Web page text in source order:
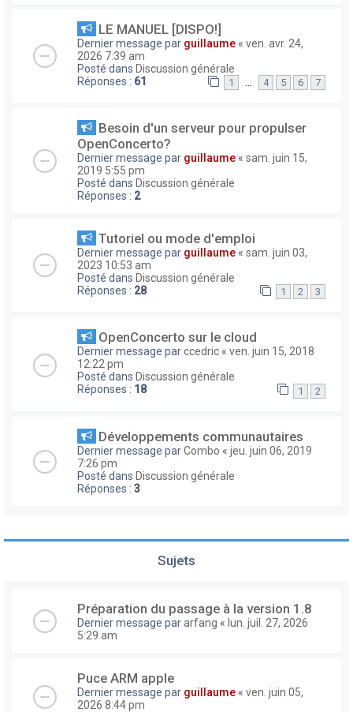
LE MANUEL [DISPO!]
Dernier message par guillaume « ven. avr. 24,
2026 7:39 am
Posté dans Discussion générale
Réponses : 61 1 … 4 5 6 7
Besoin d'un serveur pour propulser
OpenConcerto?
Dernier message par guillaume « sam. juin 15,
2019 5:55 pm
Posté dans Discussion générale
Réponses : 2
Tutoriel ou mode d'emploi
Dernier message par guillaume « sam. juin 03,
2023 10:53 am
Posté dans Discussion générale
Réponses : 28 1 2 3
OpenConcerto sur le cloud
Dernier message parccedric « ven. juin 15, 2018
12:22 pm
Posté dans Discussion générale
Réponses : 18 1 2
Développements communautaires
Dernier message parCombo « jeu. juin 06, 2019
7:26 pm
Posté dans Discussion générale
Réponses : 3
Sujets
Préparation du passage à la version 1.8
Dernier message pararfang « lun. juil. 27, 2026
5:29 am
Puce ARM apple
Dernier message par guillaume « ven. juin 05,
2026 8:44 pm